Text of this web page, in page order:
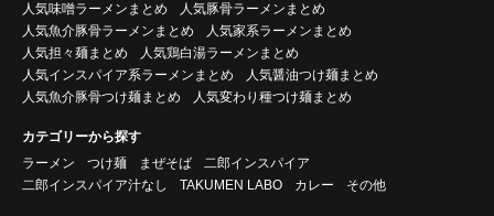
人気味噌ラーメンまとめ
人気豚骨ラーメンまとめ
人気魚介豚骨ラーメンまとめ
人気家系ラーメンまとめ
人気担々麺まとめ
人気鶏白湯ラーメンまとめ
人気インスパイア系ラーメンまとめ
人気醤油つけ麺まとめ
人気魚介豚骨つけ麺まとめ
人気変わり種つけ麺まとめ
カテゴリーから探す
ラーメン
つけ麺 まぜそば
二郎インスパイア
二郎インスパイア汁なし
TAKUMEN LABO カレー その他